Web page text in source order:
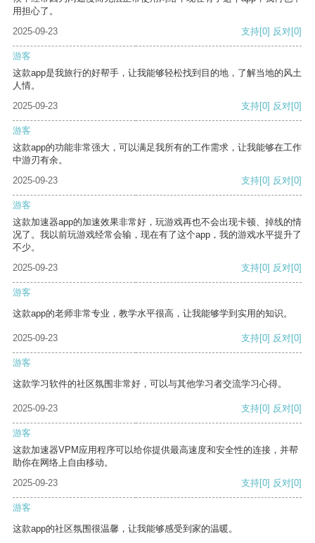
用担心了。
2025-09-23
支持[0] 反对[0]
游客
这款app是我旅行的好帮手，让我能够轻松找到目的地，了解当地的风土
人情。
2025-09-23
支持[0] 反对[0]
游客
这款app的功能非常强大，可以满足我所有的工作需求，让我能够在工作
中游刃有余。
2025-09-23
支持[0] 反对[0]
游客
这款加速器app的加速效果非常好，玩游戏再也不会出现卡顿、掉线的情
况了。我以前玩游戏经常会输，现在有了这个app，我的游戏水平提升了
不少。
2025-09-23
支持[0] 反对[0]
游客
这款app的老师非常专业，教学水平很高，让我能够学到实用的知识。
2025-09-23 支持[0] 反对[0]
游客
这款学习软件的社区氛围非常好，可以与其他学习者交流学习心得。
2025-09-23 支持[0] 反对[0]
游客
这款加速器VPM应用程序可以给你提供最高速度和安全性的连接，并帮
助你在网络上自由移动。
2025-09-23
支持[0] 反对[0]
游客
这款app的社区氛围很温馨，让我能够感受到家的温暖。